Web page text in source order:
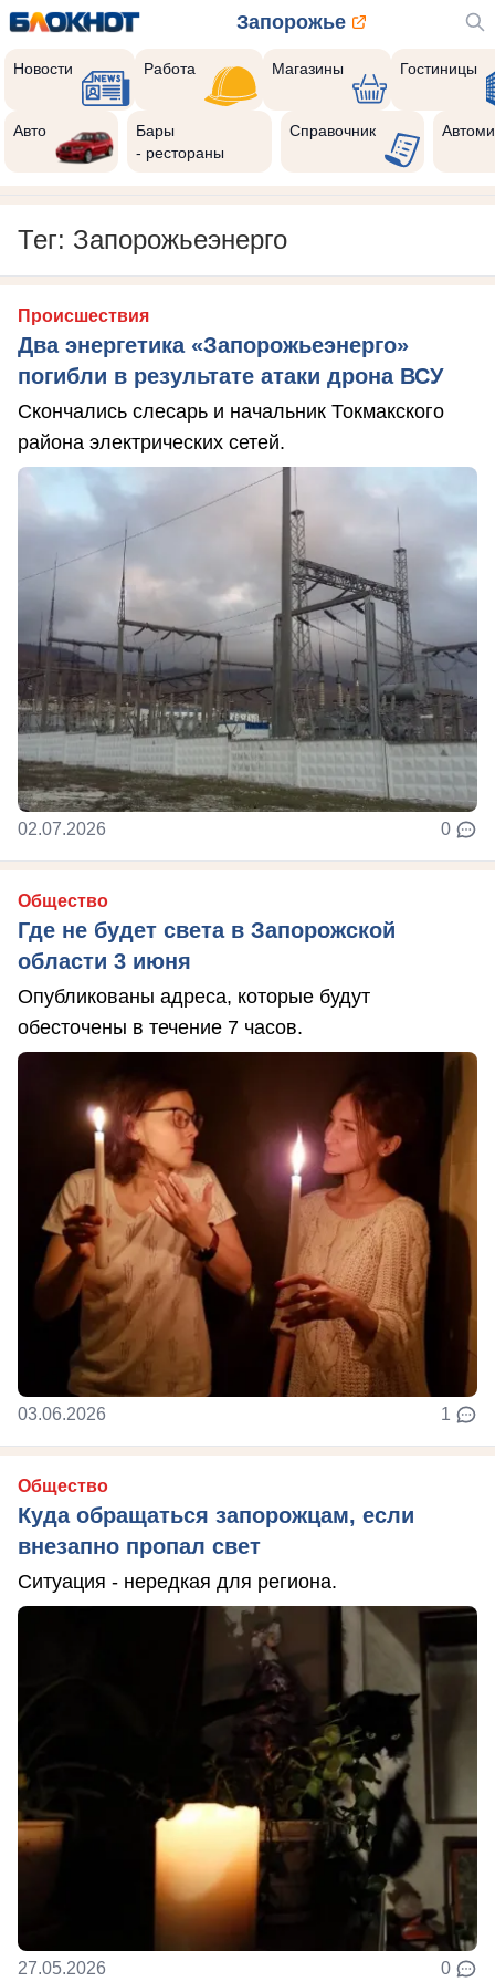
Запорожье
Новости Работа Магазины Гостиницы
Авто
Бары
- рестораны
Справочник
Тег: Запорожьеэнерго
Происшествия
Два энергетика «Запорожьеэнерго»
погибли в результате атаки дрона ВСУ
Скончались слесарь и начальник Токмакского
района электрических сетей.
02.07.2026 0
Общество
Где не будет света в Запорожской
области 3 июня
Опубликованы адреса, которые будут
обесточены в течение 7 часов.
03.06.2026 1
Общество
Куда обращаться запорожцам, если
внезапно пропал свет
Ситуация - нередкая для региона.
27.05.2026 0